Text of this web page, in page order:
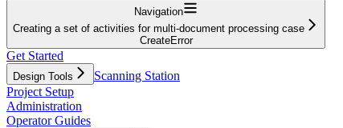
Navigation
Creating a set of activities for multi-document processing case
CreateError
Get Started
Design Tools
Scanning Station
Project Setup
Administration
Operator Guides